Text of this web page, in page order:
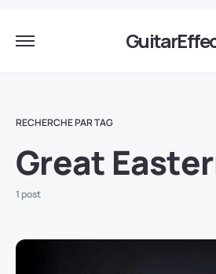
RECHERCHE PAR TAG
Great
1 post